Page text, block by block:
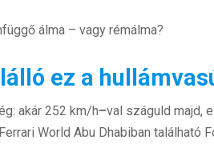
álma – vagy rémálma?
ez a
akár 252 km/h–val száguld majd,
World Abu Dhabiban található